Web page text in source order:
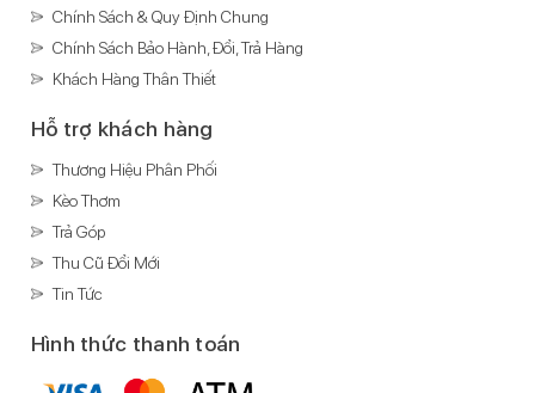
Ghi âm:
Ghi âm có microphone chuyên dụng chống ồn
Xem phim:
Nghe nhạc:
MP3
Lossless
FLAC
AAC
Kết nối
Hỗ trợ 5G
Chính Sách & Quy Định Chung
Chính Sách Bảo Hành, Đổi, Trả Hàng
Khách Hàng Thân Thiết
Hỗ trợ khách hàng
Thương Hiệu Phân Phối
Kèo Thơm
Trả Góp
Thu Cũ Đổi Mới
Tin Tức
Hình thức thanh toán